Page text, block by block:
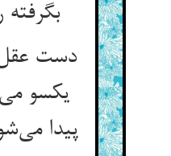
دست
یکسو
پیدا